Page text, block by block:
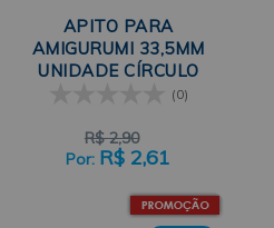
APITO PARA
AMIGURUMI 33,5MM
UNIDADE CÍRCULO
(0)
R$ 2,90
R$ 2,61